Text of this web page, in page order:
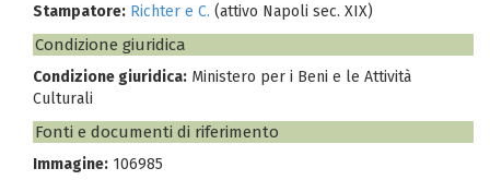
Stampatore: Richter e C. (attivo Napoli sec. XIX)
Condizione giuridica
Condizione giuridica: Ministero per i Beni e le Attività
Culturali
Fonti e documenti di riferimento
Immagine: 106985